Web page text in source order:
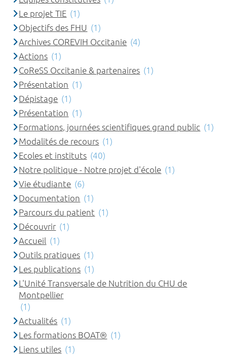
Le projet TIE (1)
Objectifs des FHU (1)
Archives COREVIH Occitanie (4)
Actions (1)
CoReSS Occitanie & partenaires (1)
Présentation (1)
Dépistage (1)
Présentation (1)
Formations, journées scientifiques grand public (1)
Modalités de recours (1)
Ecoles et instituts (40)
Notre politique - Notre projet d'école (1)
Vie étudiante (6)
Documentation (1)
Parcours du patient (1)
Découvrir (1)
Accueil (1)
Outils pratiques (1)
Les publications (1)
L'Unité Transversale de Nutrition du CHU de
Montpellier
(1)
Actualités (1)
Les formations BOAT® (1)
Liens utiles (1)